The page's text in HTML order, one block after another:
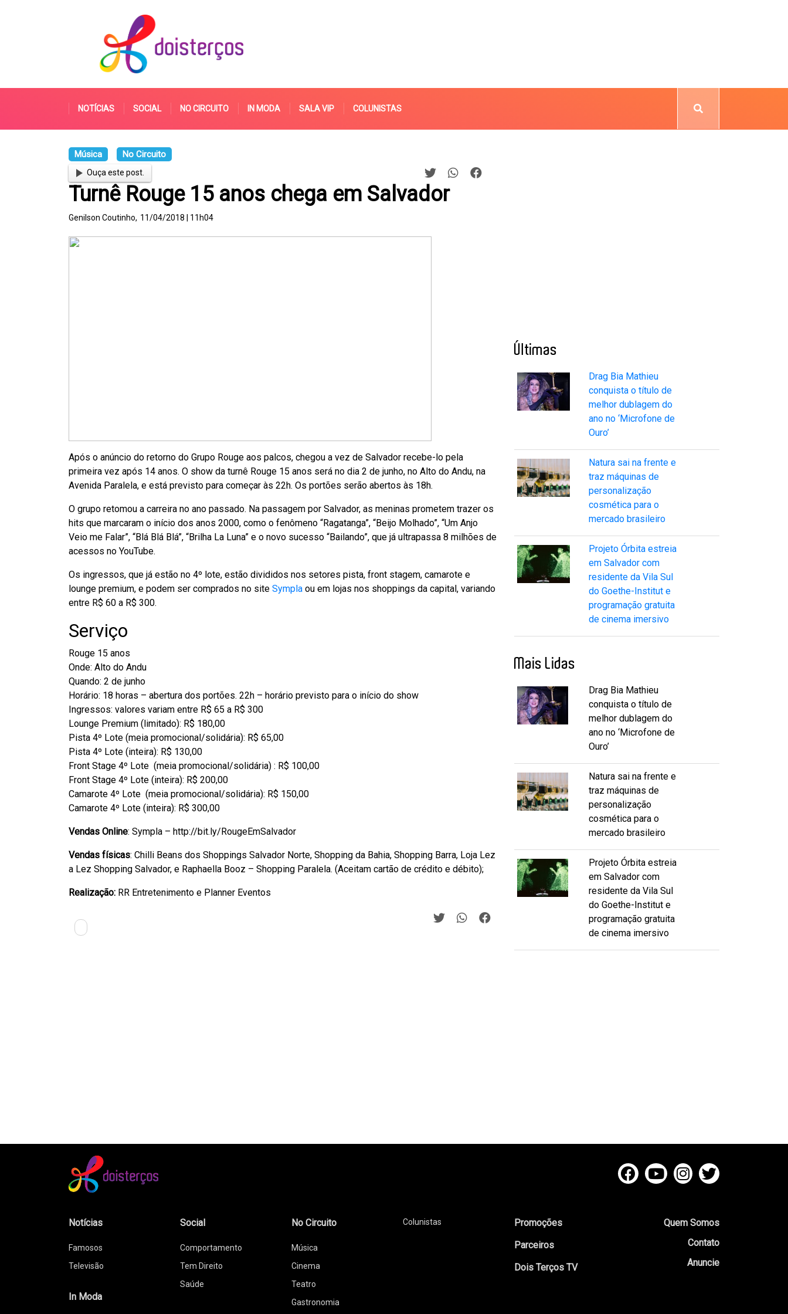
NOTÍCIAS SOCIAL NO CIRCUITO IN MODA SALA VIP COLUNISTAS
Música No Circuito
Ouça este post.
Turnê Rouge 15 anos chega em Salvador
Genilson Coutinho, 11/04/2018 | 11h04
Após o anúncio do retorno do Grupo Rouge aos palcos, chegou a vez de Salvador recebe-lo pela
primeira vez após 14 anos. O show da turnê Rouge 15 anos será no dia 2 de junho, no Alto do Andu, na
Avenida Paralela, e está previsto para começar às 22h. Os portões serão abertos às 18h.
O grupo retomou a carreira no ano passado. Na passagem por Salvador, as meninas prometem trazer os
hits que marcaram o início dos anos 2000, como o fenômeno “Ragatanga”, “Beijo Molhado”, “Um Anjo
Veio me Falar”, “Blá Blá Blá”, “Brilha La Luna” e o novo sucesso “Bailando”, que já ultrapassa 8 milhões de
acessos no YouTube.
Os ingressos, que já estão no 4º lote, estão divididos nos setores pista, front stagem, camarote e
lounge premium, e podem ser comprados no site Sympla ou em lojas nos shoppings da capital, variando
entre R$ 60 a R$ 300.
Serviço
Rouge 15 anos
Onde: Alto do Andu
Quando: 2 de junho
Horário: 18 horas – abertura dos portões. 22h – horário previsto para o início do show
Ingressos: valores variam entre R$ 65 a R$ 300
Lounge Premium (limitado): R$ 180,00
Pista 4º Lote (meia promocional/solidária): R$ 65,00
Pista 4º Lote (inteira): R$ 130,00
Front Stage 4º Lote (meia promocional/solidária) : R$ 100,00
Front Stage 4º Lote (inteira): R$ 200,00
Camarote 4º Lote (meia promocional/solidária): R$ 150,00
Camarote 4º Lote (inteira): R$ 300,00
Vendas Online: Sympla – http://bit.ly/RougeEmSalvador
Vendas físicas: Chilli Beans dos Shoppings Salvador Norte, Shopping da Bahia, Shopping Barra, Loja Lez
a Lez Shopping Salvador, e Raphaella Booz – Shopping Paralela. (Aceitam cartão de crédito e débito);
Realização: RR Entretenimento e Planner Eventos
Últimas
Drag Bia Mathieu
conquista o título de
melhor dublagem do
ano no ‘Microfone de
Ouro’
Natura sai na frente e
traz máquinas de
personalização
cosmética para o
mercado brasileiro
Projeto Órbita estreia
em Salvador com
residente da Vila Sul
do Goethe-Institut e
programação gratuita
de cinema imersivo
Mais Lidas
Drag Bia Mathieu
conquista o título de
melhor dublagem do
ano no ‘Microfone de
Ouro’
Natura sai na frente e
traz máquinas de
personalização
cosmética para o
mercado brasileiro
Projeto Órbita estreia
em Salvador com
residente da Vila Sul
do Goethe-Institut e
programação gratuita
de cinema imersivo
Notícias
Famosos
Televisão
In Moda
Social
Comportamento
Tem Direito
Saúde
No Circuito
Música
Cinema
Teatro
Gastronomia
Colunistas
Promoções
Parceiros
Dois Terços TV
Quem Somos
Contato
Anuncie